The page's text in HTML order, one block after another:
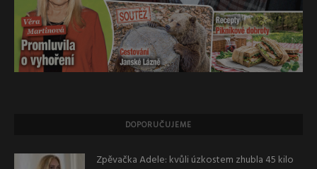
DOPORUČUJEME
Zpěvačka Adele: kvůli úzkostem zhubla 45 kilo